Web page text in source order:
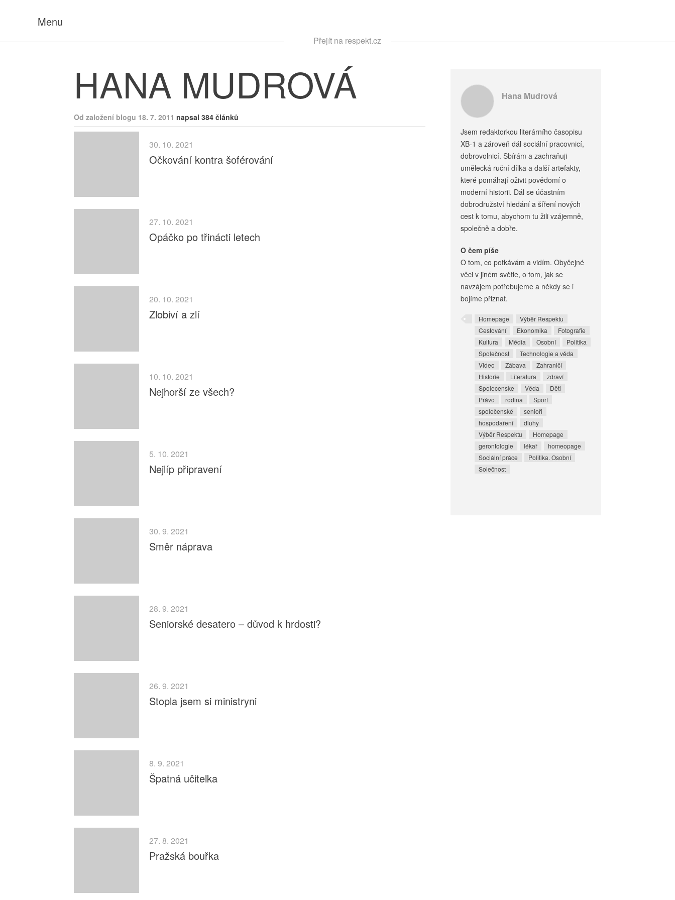
Menu
Přejít na respekt.cz
HANA MUDROVÁ
Od založení blogu 18. 7. 2011 napsal 384 článků
30. 10. 2021
Očkování kontra šoférování
27. 10. 2021
Opáčko po třinácti letech
20. 10. 2021
Zlobiví a zlí
10. 10. 2021
Nejhorší ze všech?
5. 10. 2021
Nejlíp připravení
30. 9. 2021
Směr náprava
28. 9. 2021
Seniorské desatero – důvod k hrdosti?
26. 9. 2021
Stopla jsem si ministryni
8. 9. 2021
Špatná učitelka
27. 8. 2021
Pražská bouřka
Hana Mudrová
Jsem redaktorkou literárního časopisu
XB-1 a zároveň dál sociální pracovnicí,
dobrovolnicí. Sbírám a zachraňuji
umělecká ruční dílka a další artefakty,
které pomáhají oživit povědomí o
moderní historii. Dál se účastním
dobrodružství hledání a šíření nových
cest k tomu, abychom tu žili vzájemně,
společně a dobře.
O čem píše
O tom, co potkávám a vidím. Obyčejné
věci v jiném světle, o tom, jak se
navzájem potřebujeme a někdy se i
bojíme přiznat.
Homepage
Výběr Respektu
Cestování
Ekonomika
Fotografie
Kultura
Média Osobní
Politika
Společnost
Technologie a věda
Video
Zábava
Zahraničí
Historie
Literatura
zdraví
Spolecenske
Věda
Děti
Právo
rodina
Sport
společenské
senioři
hospodaření
dluhy
Výběr Respektu
Homepage
gerontologie
lékař
homeopage
Sociální práce
Politika. Osobní
Solečnost